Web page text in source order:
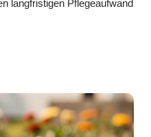
langfristigen Pflegeaufwand